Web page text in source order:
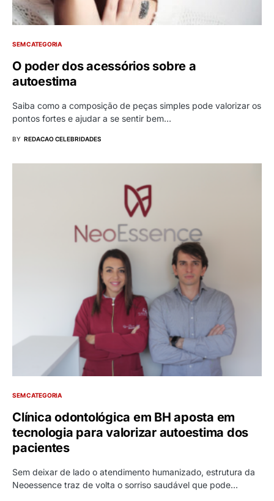
SEM CATEGORIA
O poder dos acessórios sobre a
autoestima
Saiba como a composição de peças simples pode valorizar os
pontos fortes e ajudar a se sentir bem…
BY REDACAO CELEBRIDADES
SEM CATEGORIA
Clínica odontológica em BH aposta em
tecnologia para valorizar autoestima dos
pacientes
Sem deixar de lado o atendimento humanizado, estrutura da
Neoessence traz de volta o sorriso saudável que pode…